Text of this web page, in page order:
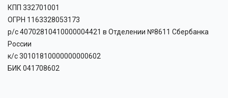
КПП 332701001
ОГРН 1163328053173
р/с 40702810410000004421 в Отделении №8611 Сбербанка
России
к/с 30101810000000000602
БИК 041708602